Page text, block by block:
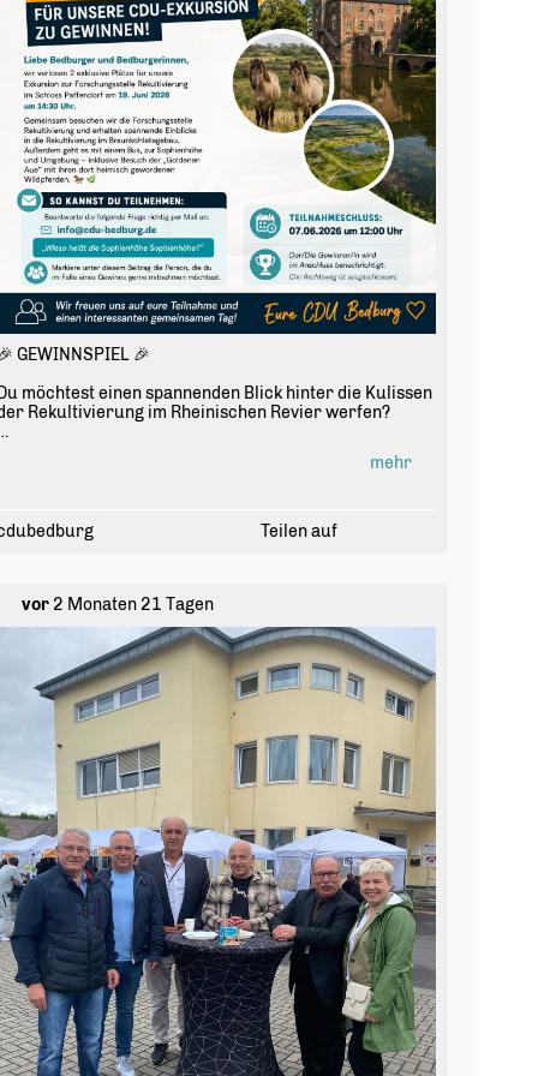
GEWINNSPIEL 🎉
Du möchtest einen spannenden Blick hinter die Kulissen
Rekultivierung im Rheinischen Revier werfen?
Dann sichere dir die Chance auf 2 exklusive Plätze für
Besuch der Forschungsstelle Rekultivierung
🚌 Rundfahrt zur Sophienhöhe und Umgebung
So nimmst du teil:
✅ Beantworte unsere Gewinnspielfrage per E-Mail an
info@cdu-bedburg.de
✅ Markiere die Person, die du gerne mitnehmen
möchtest
📅 Teilnahmeschluss: 07.06.2026 um 12:00 Uhr
Alle Informationen zum Gewinnspiel sowie die
Gewinnspielfrage findest du auf unserer Homepage.
Glück! 🍀
cdubedburg#bedburg sophienhöhe🍃🌿
schlosspaffendorf #rekultivierung#rheinischesrevier
gewinnspiel l # heimatgestalten#bedburgerleben
mehr
Teilen auf
vor2 Monaten 21 Tagen